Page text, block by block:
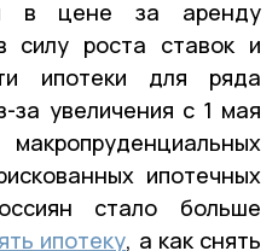
в цене за аренду
роста ставок и
ипотеки для ряда
за увеличения с 1 мая
ипотечных
стало больше
ипотеку, а как снять